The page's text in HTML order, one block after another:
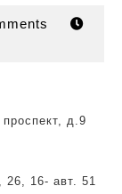
д.9
26, 16- авт. 51